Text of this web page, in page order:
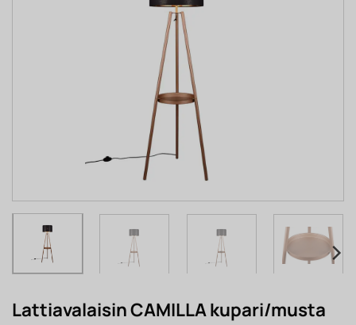
Lattiavalaisin CAMILLA kupari/musta